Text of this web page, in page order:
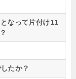
なって片付け11
たか？